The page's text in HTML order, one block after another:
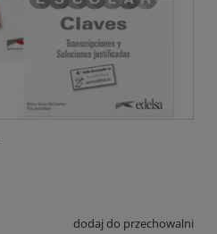
dodaj do przechowalni